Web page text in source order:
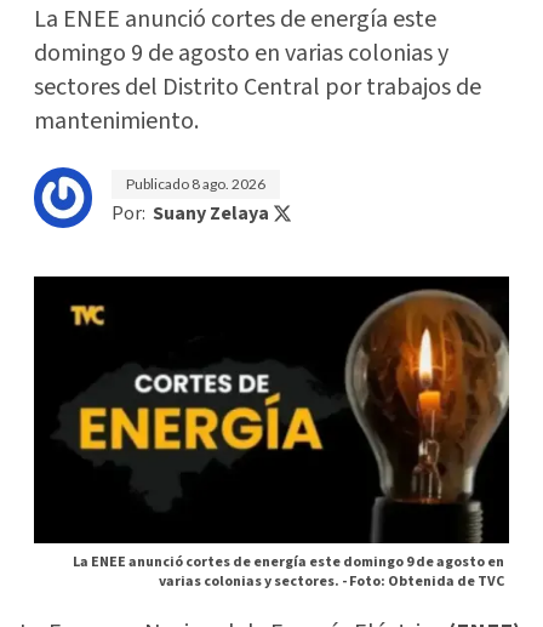
La ENEE anunció cortes de energía este
domingo 9 de agosto en varias colonias y
sectores del Distrito Central por trabajos de
mantenimiento.
Publicado 8 ago. 2026
Por: Suany Zelaya
La ENEE anunció cortes de energía este domingo 9 de agosto en
varias colonias y sectores. -Foto: Obtenida de TVC